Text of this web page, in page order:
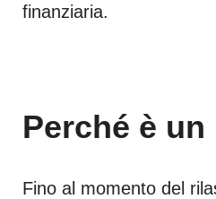
finanziaria.
Perché è
Fino al momento del